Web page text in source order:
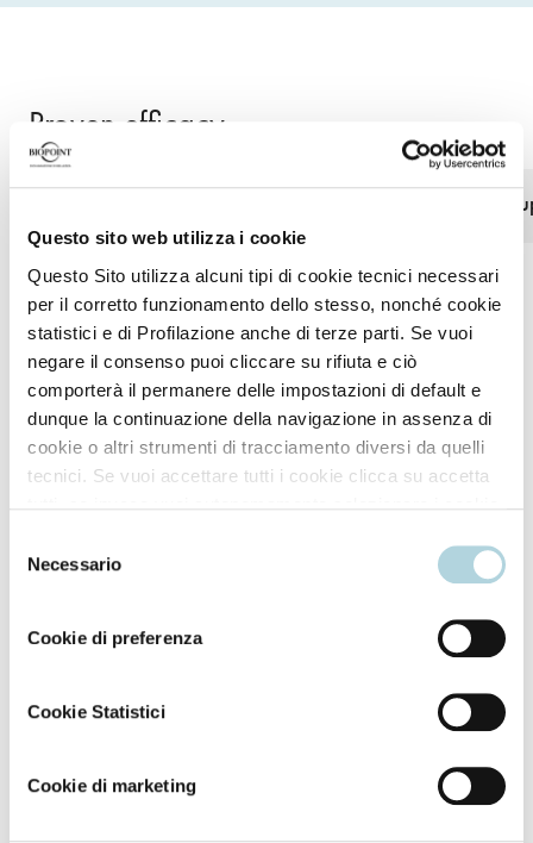
Questo sito web utilizza i cookie
Questo Sito utilizza alcuni tipi di cookie tecnici necessari
per il corretto funzionamento dello stesso, nonché cookie
statistici e di Profilazione anche di terze parti. Se vuoi
negare il consenso puoi cliccare su rifiuta e ciò
comporterà il permanere delle impostazioni di default e
dunque la continuazione della navigazione in assenza di
cookie o altri strumenti di tracciamento diversi da quelli
tecnici. Se vuoi accettare tutti i cookie clicca su accetta
più consulta la
delNecessario
Cookie di preferenza
Cookie Statistici
Cookie di marketing
Proven efficacy
Defined curls for
*Instrumental hydration tests on Curl Control Shampoo and Mask
compared with the use of just a neutral shampoo. Expert scoring and
instrumental tests on the combined use of Curl Control Shampoo, Mask
and Finish (Cream, Gel or Mousse Wax).
How to use
Apply to towel-dried hair.
Dry naturally or with a diffuser. No-rinse formula.